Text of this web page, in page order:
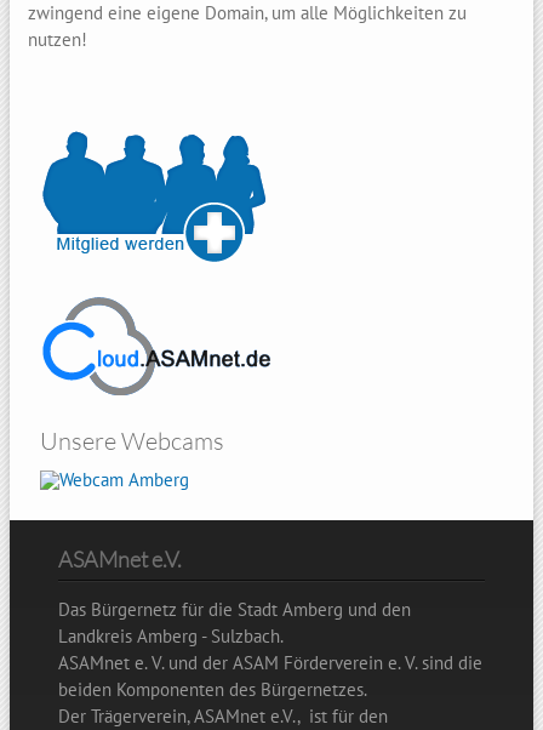
zwingend eine eigene Domain, um alle Möglichkeiten zu
nutzen!
Unsere Webcams
ASAMnet e.V.
Das Bürgernetz für die Stadt Amberg und den
Landkreis Amberg - Sulzbach.
ASAMnet e. V. und der ASAM Förderverein e. V. sind die
beiden Komponenten des Bürgernetzes.
Der Trägerverein, ASAMnet e.V., ist für den